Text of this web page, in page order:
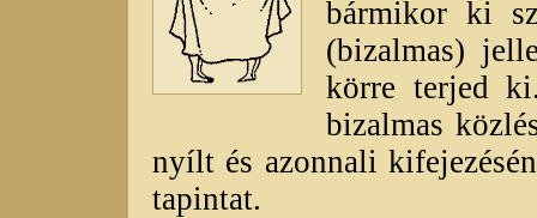
bármikor ki
(bizalmas)
körre terjed
bizalmas
nyílt és azonnali
tapintat.